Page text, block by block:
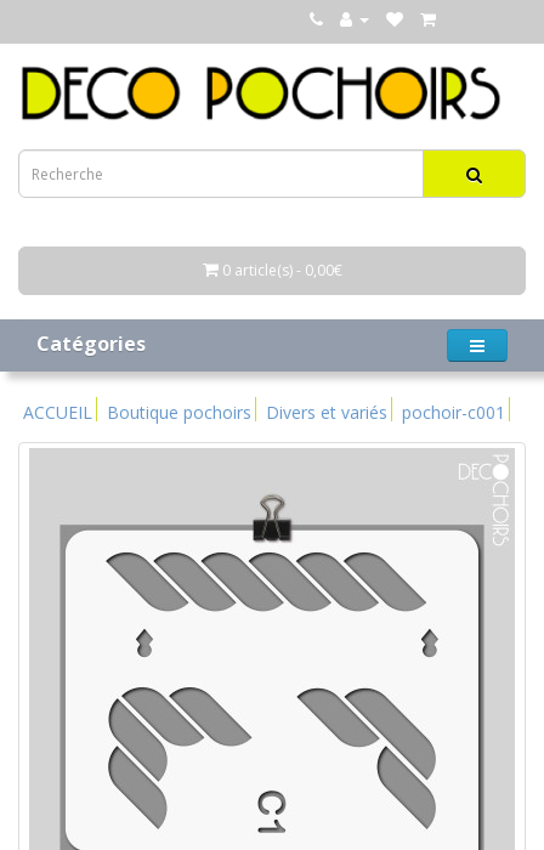
0 article(s) - 0,00€
Catégories
ACCUEIL Boutique pochoirs Divers et variés pochoir-c001